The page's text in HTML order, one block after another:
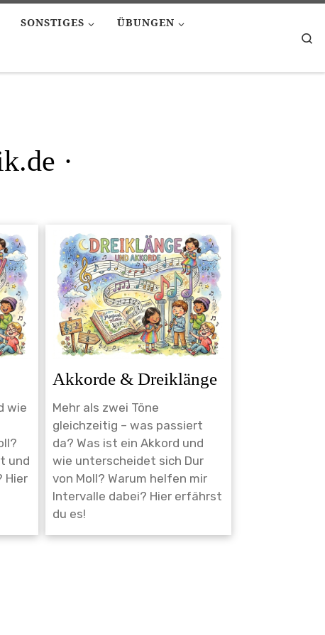
SONSTIGES ÜBUNGEN
·
wie
und
Hier
Akkorde & Dreiklänge
Mehr als zwei Töne
gleichzeitig – was passiert
da? Was ist ein Akkord und
wie unterscheidet sich Dur
von Moll? Warum helfen mir
Intervalle dabei? Hier erfährst
du es!